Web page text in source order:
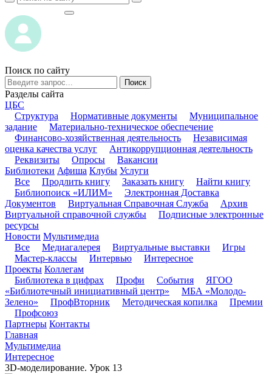
Поиск по сайту
Поиск
Разделы сайта
ЦБС
Структура
Нормативные документы
Муниципальное
задание
Материально-техническое обеспечение
Финансово-хозяйственная деятельность
Независимая
оценка качества услуг
Антикоррупционная деятельность
Реквизиты
Опросы
Вакансии
Библиотеки Афиша Клубы Услуги
Все
Продлить книгу Заказать книгу
Найти книгу
Библиопоиск «ИЛИМ»
Электронная Доставка
Документов
Виртуальная Справочная Служба
Архив
Виртуальной справочной службы
Подписные электронные
ресурсы
Новости Мультимедиа
Все
Медиагалерея Виртуальные выставки
Игры
Мастер-классы
Интервью
Интересное
Проекты Коллегам
Библиотека в цифрах
Профи События
ЯГОО
«Библиотечный инициативный центр»
МБА «Молодо-
Зелено»
ПрофВторник Методическая копилка
Премии
Профсоюз
Партнеры Контакты
Главная
Мультимедиа
Интересное
3D-моделированиe. Урок 13